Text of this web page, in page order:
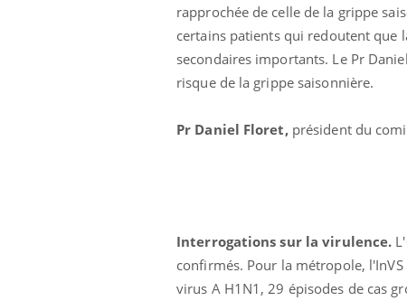
rapprochée de celle de la grippe
certains patients qui redoutent que
secondaires importants. Le Pr
risque de la grippe saisonnière.
Pr Daniel Floret, président du
Interrogations sur la virulence.
confirmés. Pour la métropole,
virus A H1N1, 29 épisodes de cas